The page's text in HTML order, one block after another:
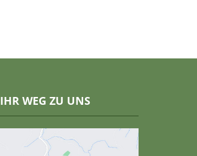
IHR WEG ZU UNS